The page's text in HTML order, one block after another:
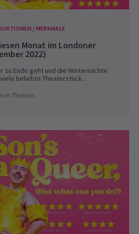
/ MERKMALE
Monat im Londoner
2022)
zu Ende geht und die Winternächte
beliebte Theaterstück...
Thomas